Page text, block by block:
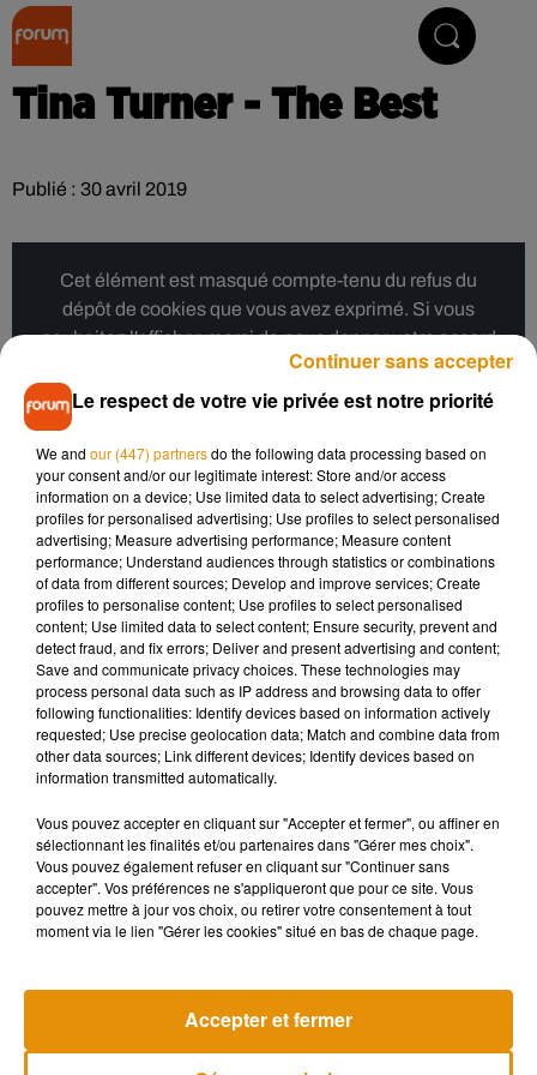
Tina Turner - The Best
Publié : 30 avril 2019
Cet élément est masqué compte-tenu du refus du
dépôt de cookies que vous avez exprimé. Si vous
souhaitez l'afficher, merci de nous donner votre accord
en cliquant sur le bouton ci-dessous.
Musique
5 août 2026
Après le film, bientôt une docu-série
sur le père de Michael Jackson
4 août 2026
Tiny Desk
live session
Le respect de votre vie privée est notre priorité
We and our (447) partnersdo the following data processing based on
your consent and/or our legitimate interest: Store and/or access
information on a device; Use limited data to select advertising; Create
profiles for personalised advertising; Use profiles to select personalised
advertising; Measure advertising performance; Measure content
performance; Understand audiences through statistics or combinations
of data from different sources; Develop and improve services; Create
profiles to personalise content; Use profiles to select personalised
content; Use limited data to select content; Ensure security, prevent and
detect fraud, and fix errors; Deliver and present advertising and content;
Save and communicate privacy choices. These technologies may
process personal data such as IP address and browsing data to offer
following functionalities: Identify devices based on information actively
requested; Use precise geolocation data; Match and combine data from
other data sources; Link different devices; Identify devices based on
information transmitted automatically.
Vous pouvez accepter en cliquant sur "Accepter et fermer", ou affiner en
sélectionnant les finalités et/ou partenaires dans "Gérer mes choix".
Vous pouvez également refuser en cliquant sur "Continuer sans
accepter". Vos préférences ne s'appliqueront que pour ce site. Vous
pouvez mettre à jour vos choix, ou retirer votre consentement à tout
moment via le lien "Gérer les cookies" situé en bas de chaque page.
Accepter et fermer
Continuer sans accepter